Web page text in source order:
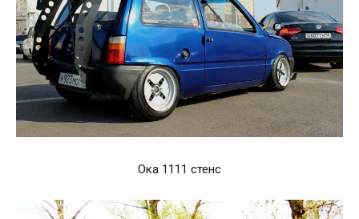
Ока 1111 стенс